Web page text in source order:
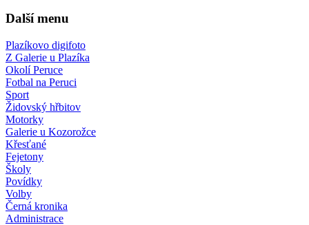
Další menu
Plazíkovo digifoto
Z Galerie u Plazíka
Okolí Peruce
Fotbal na Peruci
Sport
Židovský hřbitov
Motorky
Galerie u Kozorožce
Křesťané
Fejetony
Školy
Povídky
Volby
Černá kronika
Administrace